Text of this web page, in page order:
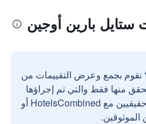
بارين أوجين
نقوم بجمع وعرض التقييمات من
منها فقط والتي تم إجراؤها
بواسطة مستخدمين حقيقيين مع HotelsCombined أو
الموثوقين.